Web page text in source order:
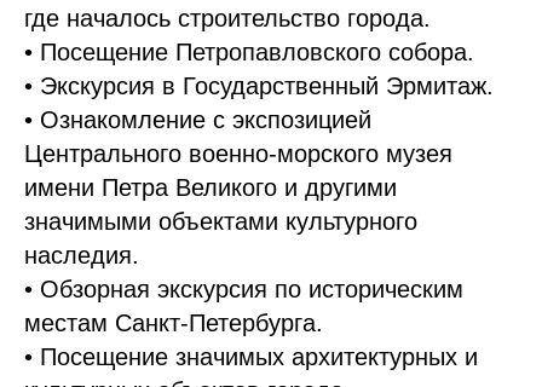
где началось строительство города.
• Посещение Петропавловского собора.
• Экскурсия в Государственный Эрмитаж.
• Ознакомление с экспозицией
Центрального военно-морского музея
имени Петра Великого и другими
значимыми объектами культурного
наследия.
• Обзорная экскурсия по историческим
местам Санкт-Петербурга.
• Посещение значимых архитектурных и